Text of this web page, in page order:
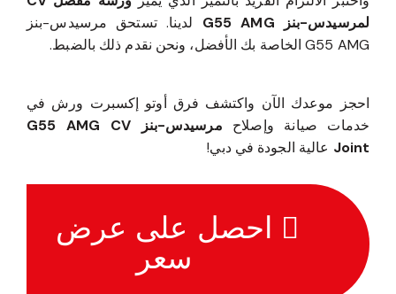
لمرسيدس-بنز G55 AMG
لدينا. تستحق مرسيدس-بنز
G55 AMG الخاصة بك الأفضل، ونحن نقدم ذلك بالضبط.
احجز موعدك الآن واكتشف فرق أوتو إكسبرت ورش في
خدمات صيانة وإصلاح
مرسيدس-بنز G55 AMG CV
Joint عالية الجودة في دبي!
احصل على عرض
سعر